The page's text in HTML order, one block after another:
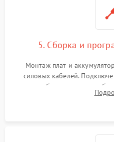
5. Сборка и
Монтаж плат и
силовых кабелей.
калибровки констант
срабатывания AVR и